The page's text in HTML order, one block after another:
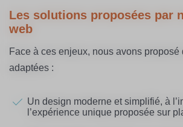
Les solutions proposées par
web
Face à ces enjeux, nous avons proposé
adaptées :
Un design moderne et simplifié, à
l’expérience unique proposée sur